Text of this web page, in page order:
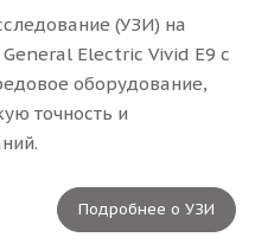
(УЗИ) на
Electric Vivid E9 с
оборудование,
точность и
Подробнее о УЗИ